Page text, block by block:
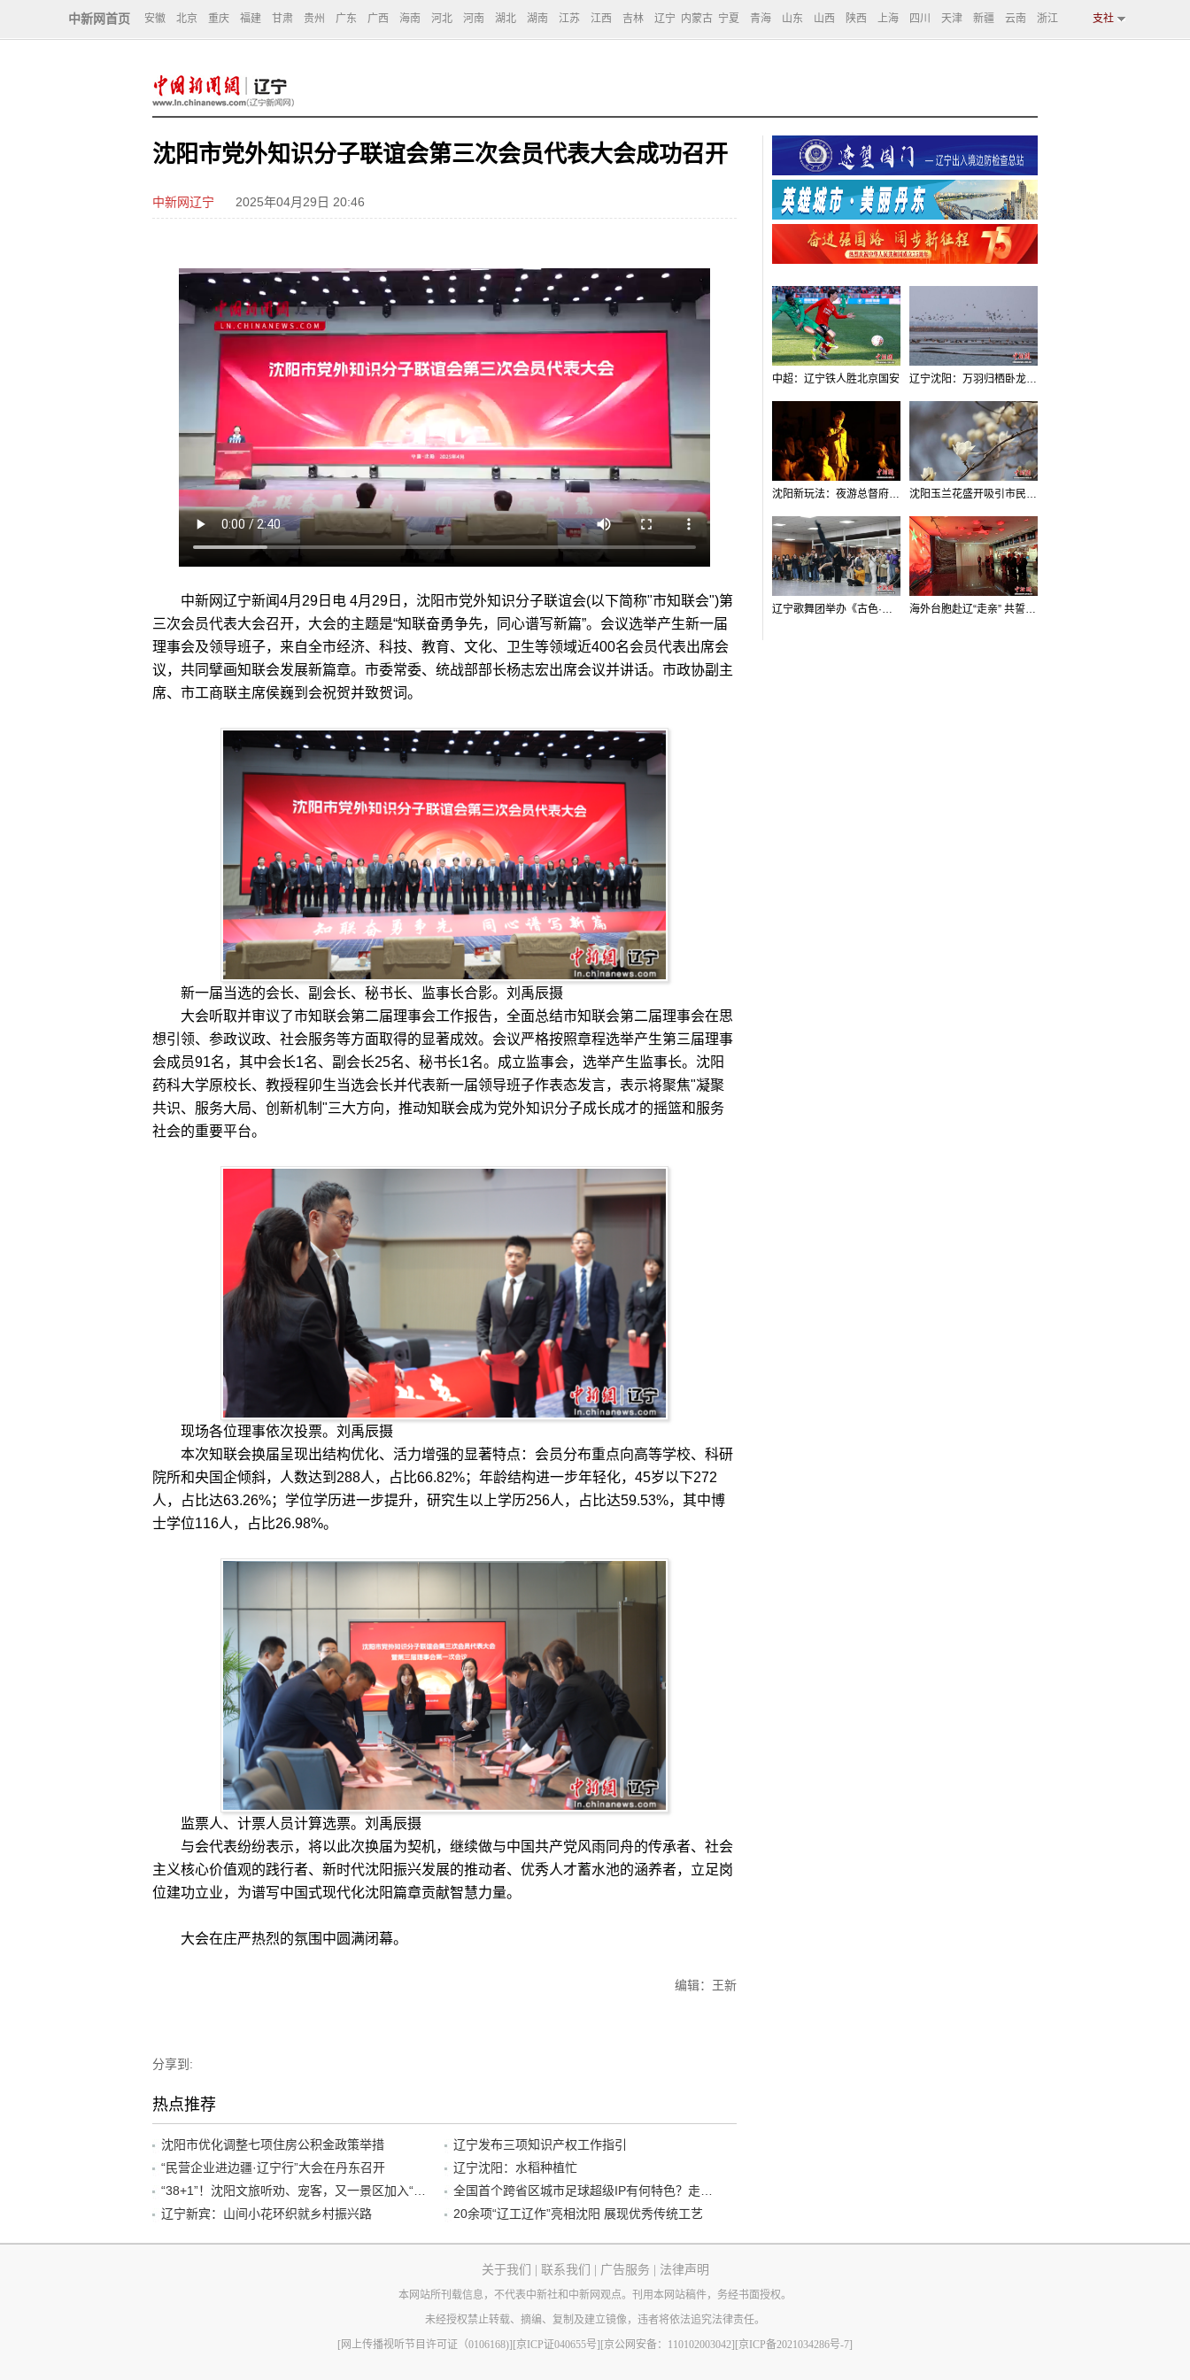
中新网首页 安徽 北京 重庆 福建 甘肃 贵州 广东 广西 海南 河北 河南 湖北 湖南 江苏 江西 吉林 辽宁 内蒙古 宁夏 青海 山东 山西 陕西 上海 四川 天津 新疆 云南 浙江 支社
沈阳市党外知识分子联谊会第三次会员代表大会成功召开
中新网辽宁 2025年04月29日 20:46
中新网辽宁新闻4月29日电 4月29日，沈阳市党外知识分子联谊会(以下简称"市知联会")第
三次会员代表大会召开，大会的主题是“知联奋勇争先，同心谱写新篇”。会议选举产生新一届
理事会及领导班子，来自全市经济、科技、教育、文化、卫生等领域近400名会员代表出席会
议，共同擘画知联会发展新篇章。市委常委、统战部部长杨志宏出席会议并讲话。市政协副主
席、市工商联主席侯巍到会祝贺并致贺词。
新一届当选的会长、副会长、秘书长、监事长合影。刘禹辰摄
大会听取并审议了市知联会第二届理事会工作报告，全面总结市知联会第二届理事会在思
想引领、参政议政、社会服务等方面取得的显著成效。会议严格按照章程选举产生第三届理事
会成员91名，其中会长1名、副会长25名、秘书长1名。成立监事会，选举产生监事长。沈阳
药科大学原校长、教授程卯生当选会长并代表新一届领导班子作表态发言，表示将聚焦"凝聚
共识、服务大局、创新机制"三大方向，推动知联会成为党外知识分子成长成才的摇篮和服务
社会的重要平台。
现场各位理事依次投票。刘禹辰摄
本次知联会换届呈现出结构优化、活力增强的显著特点：会员分布重点向高等学校、科研
院所和央国企倾斜，人数达到288人，占比66.82%；年龄结构进一步年轻化，45岁以下272
人，占比达63.26%；学位学历进一步提升，研究生以上学历256人，占比达59.53%，其中博
士学位116人，占比26.98%。
监票人、计票人员计算选票。刘禹辰摄
与会代表纷纷表示，将以此次换届为契机，继续做与中国共产党风雨同舟的传承者、社会
主义核心价值观的践行者、新时代沈阳振兴发展的推动者、优秀人才蓄水池的涵养者，立足岗
位建功立业，为谱写中国式现代化沈阳篇章贡献智慧力量。
大会在庄严热烈的氛围中圆满闭幕。
编辑：王新
分享到:
热点推荐
沈阳市优化调整七项住房公积金政策举措
辽宁发布三项知识产权工作指引
“民营企业进边疆·辽宁行”大会在丹东召开
辽宁沈阳：水稻种植忙
辽宁新宾：山间小花环织就乡村振兴路
20余项“辽工辽作”亮相沈阳 展现优秀传统工艺
中超：辽宁铁人胜北京国安 辽宁沈阳：万羽归栖卧龙湖看群鸟齐飞
沈阳新玩法：夜游总督府，当一回“赴宴者” 沈阳玉兰花盛开吸引市民打卡
辽宁歌舞团举办《古色·国宝辽宁》排练开放日活动 海外台胞赴辽“走亲” 共誓“和平初心”
关于我们 联系我们 广告服务 法律声明
本网站所刊载信息，不代表中新社和中新网观点。刊用本网站稿件，务经书面授权。
未经授权禁止转载、摘编、复制及建立镜像，违者将依法追究法律责任。
[网上传播视听节目许可证（0106168)] [京ICP证040655号] [京公网安备：110102003042] [京ICP备2021034286号-7]